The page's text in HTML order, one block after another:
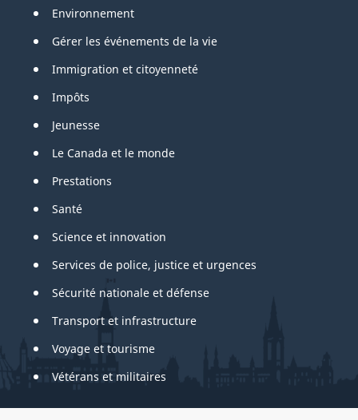
Environnement
Gérer les événements de la vie
Immigration et citoyenneté
Impôts
Jeunesse
Le Canada et le monde
Prestations
Santé
Science et innovation
Services de police, justice et urgences
Sécurité nationale et défense
Transport et infrastructure
Voyage et tourisme
Vétérans et militaires